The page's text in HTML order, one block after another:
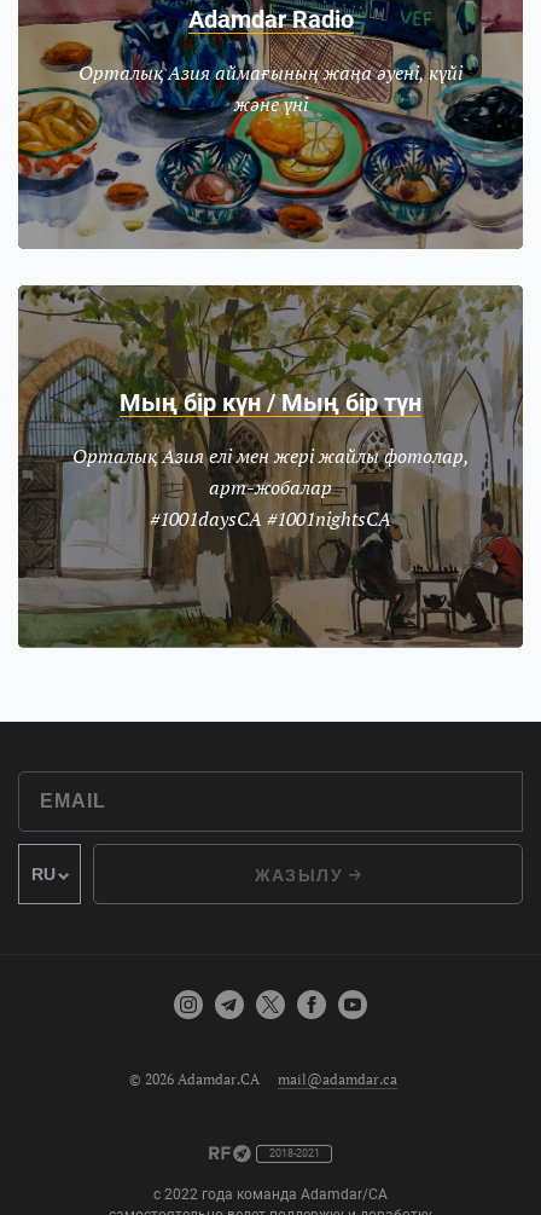
Adamdar Radio
Орталық Азия аймағының жаңа әуені, күйі
және үні
Мың бір күн / Мың бір түн
Орталық Азия елі мен жері жайлы фотолар,
арт-жобалар
#1001daysCA #1001nightsCA
ЖАЗЫЛУ
© 2026 Adamdar.CA mail@adamdar.ca
2018-2021
с 2022 года команда Adamdar/CA